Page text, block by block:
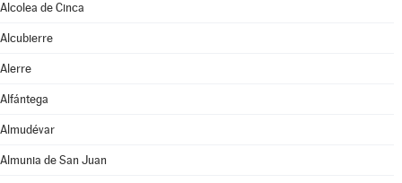
Alcolea de Cinca
Alcubierre
Alerre
Alfántega
Almudévar
Almunia de San Juan